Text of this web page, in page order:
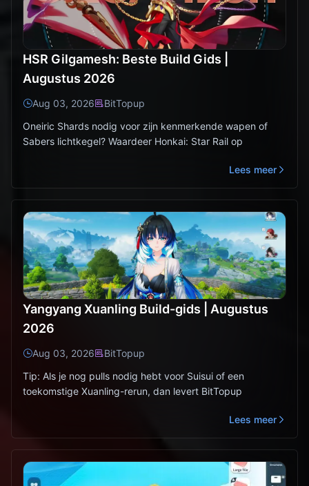
HSR Gilgamesh: Beste Build Gids |
Augustus 2026
Aug 03, 2026
BitTopup
Oneiric Shards nodig voor zijn kenmerkende wapen of
Sabers lichtkegel? Waardeer Honkai: Star Rail op
Lees meer
Yangyang Xuanling Build-gids | Augustus
2026
Aug 03, 2026
BitTopup
Tip: Als je nog pulls nodig hebt voor Suisui of een
toekomstige Xuanling-rerun, dan levert BitTopup
Lees meer